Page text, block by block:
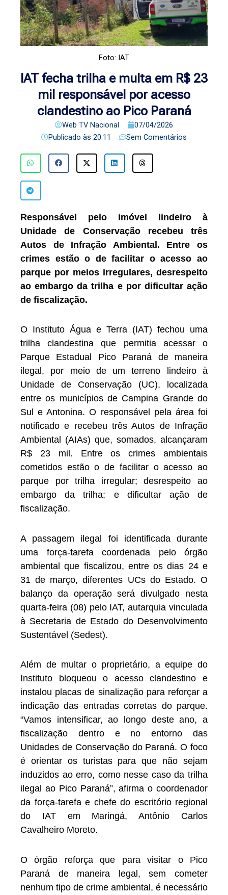
Foto: IAT
IAT fecha trilha e multa em R$ 23
mil responsável por acesso
clandestino ao Pico Paraná
Web TV Nacional
07/04/2026
Publicado às 20:11 Sem Comentários
Responsável pelo imóvel lindeiro à
Unidade de Conservação recebeu três
Autos de Infração Ambiental. Entre os
crimes estão o de facilitar o acesso ao
parque por meios irregulares, desrespeito
ao embargo da trilha e por dificultar ação
de fiscalização.
O Instituto Água e Terra (IAT) fechou uma
trilha clandestina que permitia acessar o
Parque Estadual Pico Paraná de maneira
ilegal, por meio de um terreno lindeiro à
Unidade de Conservação (UC), localizada
entre os municípios de Campina Grande do
Sul e Antonina. O responsável pela área foi
notificado e recebeu três Autos de Infração
Ambiental (AIAs) que, somados, alcançaram
R$ 23 mil. Entre os crimes ambientais
cometidos estão o de facilitar o acesso ao
parque por trilha irregular; desrespeito ao
embargo da trilha; e dificultar ação de
fiscalização.
A passagem ilegal foi identificada durante
uma força-tarefa coordenada pelo órgão
ambiental que fiscalizou, entre os dias 24 e
31 de março, diferentes UCs do Estado. O
balanço da operação será divulgado nesta
quarta-feira (08) pelo IAT, autarquia vinculada
à Secretaria de Estado do Desenvolvimento
Sustentável (Sedest).
Além de multar o proprietário, a equipe do
Instituto bloqueou o acesso clandestino e
instalou placas de sinalização para reforçar a
indicação das entradas corretas do parque.
“Vamos intensificar, ao longo deste ano, a
fiscalização dentro e no entorno das
Unidades de Conservação do Paraná. O foco
é orientar os turistas para que não sejam
induzidos ao erro, como nesse caso da trilha
ilegal ao Pico Paraná”, afirma o coordenador
da força-tarefa e chefe do escritório regional
do IAT em Maringá, Antônio Carlos
Cavalheiro Moreto.
O órgão reforça que para visitar o Pico
Paraná de maneira legal, sem cometer
nenhum tipo de crime ambiental, é necessário